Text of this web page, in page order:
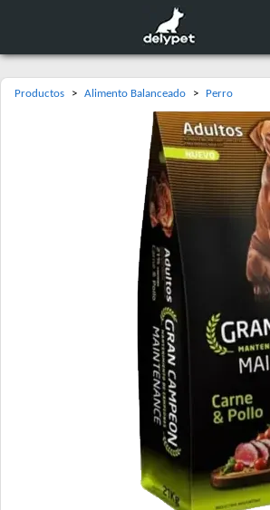
Productos > Alimento Balanceado > Perro